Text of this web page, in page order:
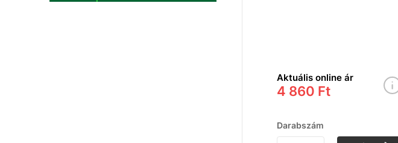
Aktuális online ár
4 860 Ft
Darabszám